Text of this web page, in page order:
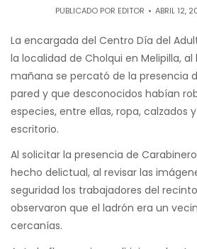
PUBLICADO POR EDITOR ABRIL 12,
La encargada del Centro Día del
la localidad de Cholqui en Melipilla,
mañana se percató de la presencia
pared y que desconocidos habían
especies, entre ellas, ropa, calzados
escritorio.
Al solicitar la presencia de
hecho delictual, al revisar las
seguridad los trabajadores del
observaron que el ladrón era un
cercanías.